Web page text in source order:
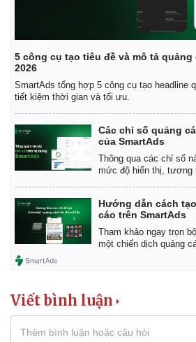
5 công cụ tạo tiêu đề và mô tả
2026
SmartAds tổng hợp 5 công cụ tạo headline
tiết kiệm thời gian và tối ưu.
Các chỉ số quảng
của SmartAds
Thông qua các chỉ số
mức độ hiển thị, tương
Hướng dẫn cách
cáo trên SmartAds
Tham khảo ngay trọn
một chiến dịch quảng
Viết bình luận